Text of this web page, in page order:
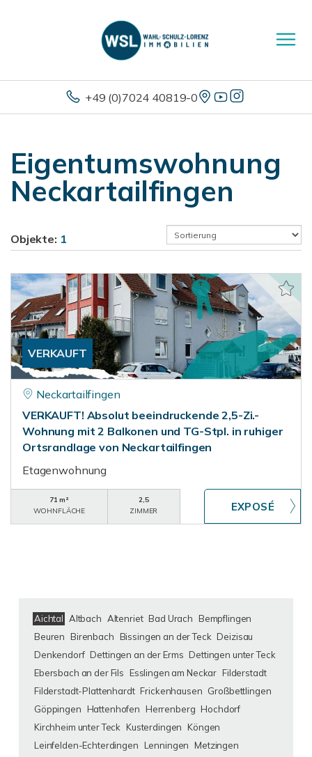
+49 (0)7024 40819-0
Eigentumswohnung
Neckartailfingen
Objekte: 1
VERKAUFT
Neckartailfingen
VERKAUFT! Absolut beeindruckende 2,5-Zi.-
Wohnung mit 2 Balkonen und TG-Stpl. in ruhiger
Ortsrandlage von Neckartailfingen
Etagenwohnung
71 m²
WOHNFLÄCHE
2,5
ZIMMER
Aichtal Altbach Altenriet Bad Urach
Bempflingen
Beuren
Birenbach Bissingen an der Teck Deizisau
Denkendorf Dettingen an der Erms Dettingen unter Teck
Ebersbach an der Fils
Esslingen am Neckar Filderstadt
Filderstadt-Plattenhardt Frickenhausen Großbettlingen
Göppingen
Hattenhofen Herrenberg Hochdorf
Kirchheim unter Teck
Kusterdingen
Köngen
Leinfelden-Echterdingen
Lenningen
Metzingen